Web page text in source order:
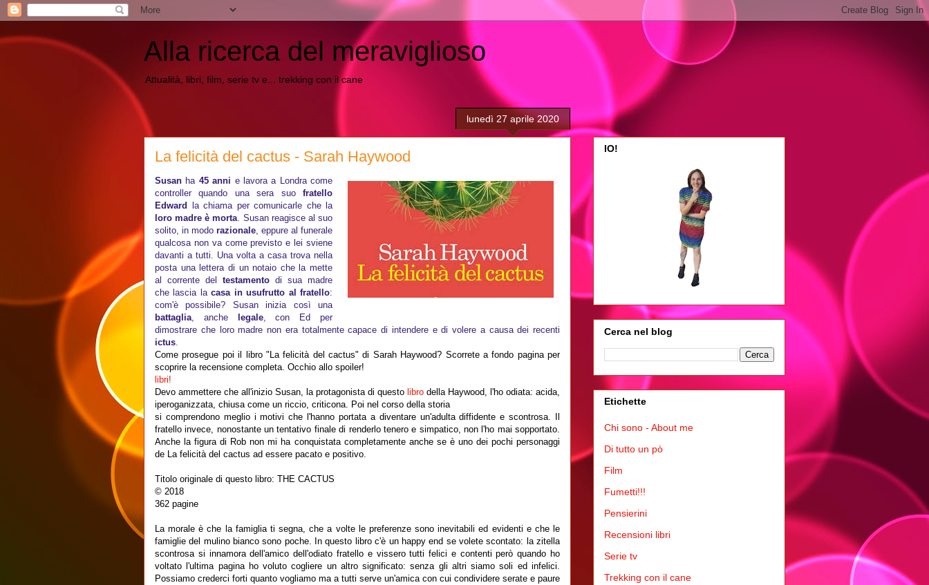
Alla ricerca del meraviglioso
Attualità, libri, film, serie tv e... trekking con il cane
lunedì 27 aprile 2020
La felicità del cactus - Sarah Haywood
Susan ha 45 anni e lavora a Londra come
controller quando una sera suo fratello
Edward
la chiama per comunicarle che la
loro madre è morta. Susan reagisce al suo
solito, in modo razionale, eppure al funerale
qualcosa non va come previsto e lei sviene
davanti a tutti. Una volta a casa trova nella
posta una lettera di un notaio che la mette
al corrente del testamento di sua madre
che lascia lacasa in usufrutto al fratello:
com'è possibile? Susan inizia così una
battaglia, anche legale, con Ed per
dimostrare che loro madre non era totalmente capace di intendere e di volere a causa dei recenti
ictus.
Come prosegue poi il libro "La felicità del cactus" di Sarah Haywood? Scorrete a fondo pagina per
scoprire la recensione completa. Occhio allo spoiler!
libri!
Devo ammettere che all'inizio Susan, la protagonista di questo libro della Haywood, l'ho odiata: acida,
iperoganizzata, chiusa come un riccio, criticona. Poi nel corso della storia
si comprendono meglio i motivi che l'hanno portata a diventare un'adulta diffidente e scontrosa. Il
fratello invece, nonostante un tentativo finale di renderlo tenero e simpatico, non l'ho mai sopportato.
Anche la figura di Rob non mi ha conquistata completamente anche se è uno dei pochi personaggi
de La felicità del cactus ad essere pacato e positivo.
Titolo originale di questo libro: THE CACTUS
© 2018
362 pagine
La morale è che la famiglia ti segna, che a volte le preferenze sono inevitabili ed evidenti e che le
famiglie del mulino bianco sono poche. In questo libro c'è un happy end se volete scontato: la zitella
scontrosa si innamora dell'amico dell'odiato fratello e vissero tutti felici e contenti però quando ho
voltato l'ultima pagina ho voluto cogliere un altro significato: senza gli altri siamo soli ed infelici.
Possiamo crederci forti quanto vogliamo ma a tutti serve un'amica con cui condividere serate e paure
IO!
Cerca nel blog
Etichette
Chi sono - About me
Di tutto un pò
Film
Fumetti!!!
Pensierini
Recensioni libri
Serie tv
Trekking con il cane